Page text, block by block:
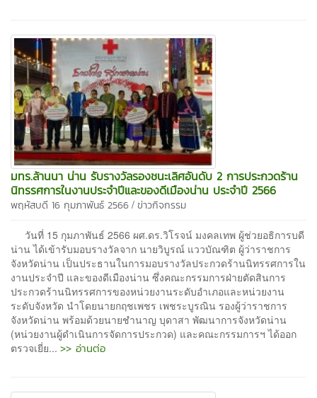
มทร.ล้านนา น่าน รับรางวัลรองชนะเลิศอันดับ 2 การประกวดร้าน
นิทรรศการในงานประจำปีและของดีเมืองน่าน ประจำปี 2566
พฤหัสบดี 16 กุมภาพันธ์ 2566 / ข่าวกิจกรรม
วันที่ 15 กุมภาพันธ์ 2566 ผศ.ดร.วิโรจน์ มงคลเทพ ผู้ช่วยอธิการบดี
น่าน ได้เข้ารับมอบรางวัลจาก นายวิบูรณ์ แววบัณฑิต ผู้ว่าราชการ
จังหวัดน่าน เป็นประธานในการมอบรางวัลประกวดร้านนิทรรศการใน
งานประจำปี และของดีเมืองน่าน ซึ่งคณะกรรมการฝ่ายตัดสินการ
ประกวดร้านนิทรรศการของหน่วยงานระดับอำเภอและหน่วยงาน
ระดับจังหวัด นำโดยนายกฤชเพชร เพชระบูรณิน รองผู้ว่าราชการ
จังหวัดน่าน พร้อมด้วยนายชำนาญ บุดาสา พัฒนาการจังหวัดน่าน
(หน่วยงานผู้ดำเนินการจัดการประกวด) และคณะกรรมการฯ ได้ออก
ตรวจเยี่ย... >> อ่านต่อ